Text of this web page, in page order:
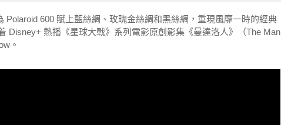
600 賦上藍絲綢、玫瑰金絲綢和黑絲綢，重現風靡一時的經典
Disney+ 熱播《星球大戰》系列電影原創影集《曼達洛人》（The Man
。